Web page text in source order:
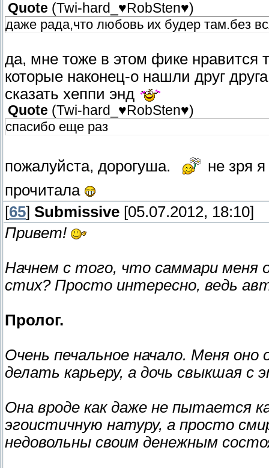
Quote (Twi-hard_♥RobSten♥)
даже рада,что любовь их будер там.без
да, мне тоже в этом фике нравится
которые наконец-о нашли друг
сказать хеппи энд
Quote (Twi-hard_♥RobSten♥)
спасибо еще раз
пожалуйста, дорогуша.
не зря
прочитала
[65] Submissive [05.07.2012, 18:10]
Привет!
Начнем с того, что саммари меня
стих? Просто интересно, ведь
Пролог.
Очень печальное начало. Меня
делать карьеру, а дочь свыкшая
Она вроде как даже не пытается
эгоистичную натуру, а просто
недовольны своим денежным